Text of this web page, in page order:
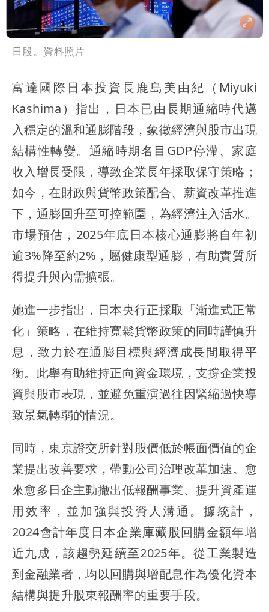
日股。資料照片
富達國際日本投資長鹿島美由紀（Miyuki
Kashima）指出，日本已由長期通縮時代邁
入穩定的溫和通膨階段，象徵經濟與股市出現
結構性轉變。通縮時期名目GDP停滯、家庭
收入增長受限，導致企業長年採取保守策略；
如今，在財政與貨幣政策配合、薪資改革推進
下，通膨回升至可控範圍，為經濟注入活水。
市場預估，2025年底日本核心通膨將自年初
逾3%降至約2%，屬健康型通膨，有助實質所
得提升與內需擴張。
她進一步指出，日本央行正採取「漸進式正常
化」策略，在維持寬鬆貨幣政策的同時謹慎升
息，致力於在通膨目標與經濟成長間取得平
衡。此舉有助維持正向資金環境，支撐企業投
資與股市表現，並避免重演過往因緊縮過快導
致景氣轉弱的情況。
同時，東京證交所針對股價低於帳面價值的企
業提出改善要求，帶動公司治理改革加速。愈
來愈多日企主動撤出低報酬事業、提升資產運
用效率，並加強與投資人溝通。據統計，
2024會計年度日本企業庫藏股回購金額年增
近九成，該趨勢延續至2025年。從工業製造
到金融業者，均以回購與增配息作為優化資本
結構與提升股東報酬率的重要手段。